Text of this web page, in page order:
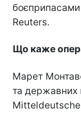
Reuters.
Що каже
Марет
та державних